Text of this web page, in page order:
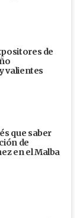
de
valientes
que saber
de
en el Malba